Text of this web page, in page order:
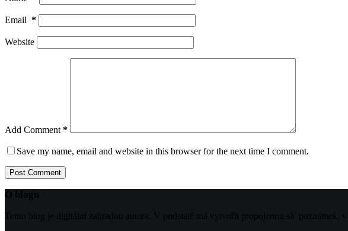
Email *
Website
Add Comment *
Save my name, email and website in this browser for the next time I comment.
Post Comment
O blogu
Tento blog je digitální zahradou autora. V podstatě má vytvořit propojenou síť